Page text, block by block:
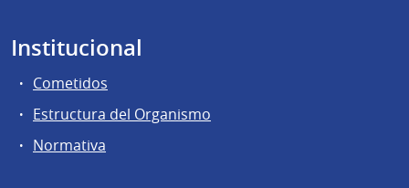
Institucional
Cometidos
Estructura del Organismo
Normativa